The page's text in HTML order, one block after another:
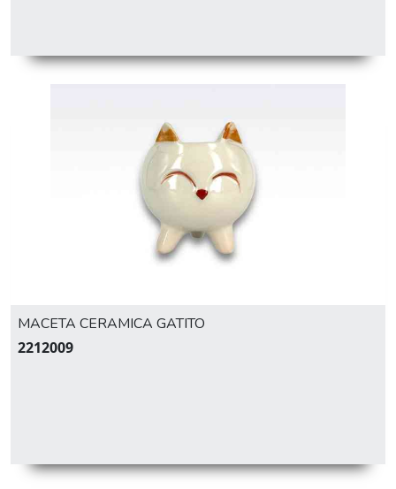
MACETA CERAMICA GATITO
2212009